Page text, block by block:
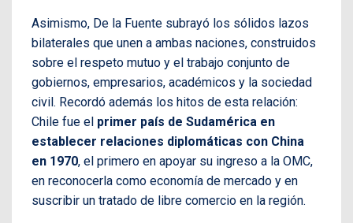
Asimismo, De la Fuente subrayó los sólidos lazos
bilaterales que unen a ambas naciones, construidos
sobre el respeto mutuo y el trabajo conjunto de
gobiernos, empresarios, académicos y la sociedad
civil. Recordó además los hitos de esta relación:
Chile fue el primer país de Sudamérica en
establecer relaciones diplomáticas con China
en 1970, el primero en apoyar su ingreso a la OMC,
en reconocerla como economía de mercado y en
suscribir un tratado de libre comercio en la región.